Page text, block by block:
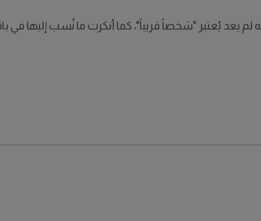
يعد يُعتبر "شخصاً قريباً"، كما أنكرت ما نُسب إليها في